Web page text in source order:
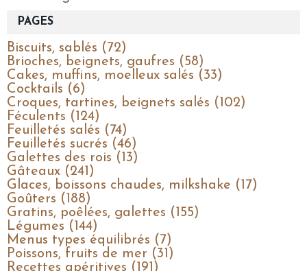
PAGES
Biscuits, sablés (72)
Brioches, beignets, gaufres (58)
Cakes, muffins, moelleux salés (33)
Cocktails (6)
Croques, tartines, beignets salés (102)
Féculents (124)
Feuilletés salés (74)
Feuilletés sucrés (46)
Galettes des rois (13)
Gâteaux (241)
Glaces, boissons chaudes, milkshake (17)
Goûters (188)
Gratins, poêlées, galettes (155)
Légumes (144)
Menus types équilibrés (7)
Poissons, fruits de mer (31)
Recettes apéritives (191)